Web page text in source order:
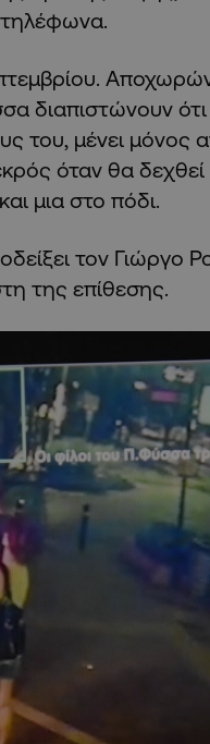
τηλέφωνα.
διαπιστώνουν ότι
του, μένει μόνος
όταν θα
μια στο πόδι.
τον Γιώργο
της επίθεσης.